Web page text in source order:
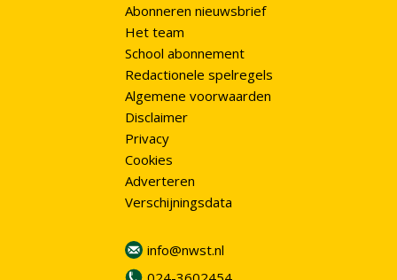
Abonneren nieuwsbrief
Het team
School abonnement
Redactionele spelregels
Algemene voorwaarden
Disclaimer
Privacy
Cookies
Adverteren
Verschijningsdata
info@nwst.nl